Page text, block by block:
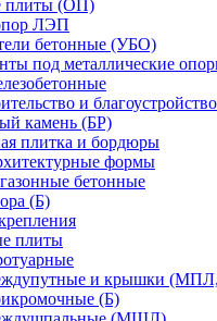
плиты (ОП)
ЛЭП
бетонные (УБО)
под металлические
и благоустройство
камень (БР)
плитка и бордюры
формы
бетонные
(Б)
плиты
и крышки
(Б)